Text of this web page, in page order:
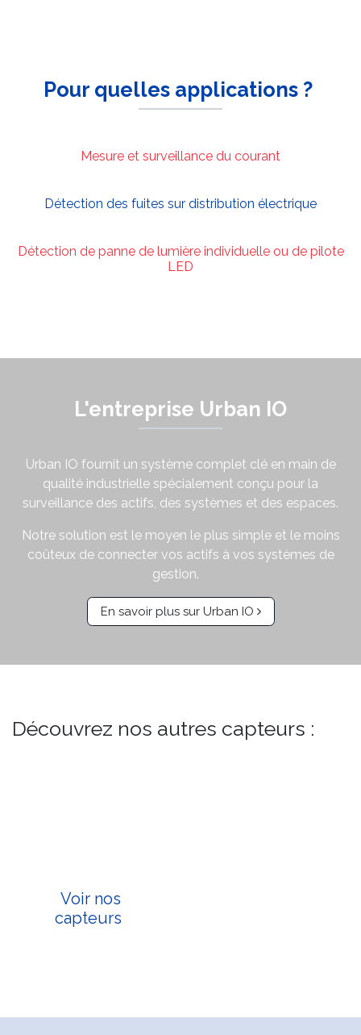
Pour quelles applications ?
Mesure et surveillance du courant
Détection des fuites sur distribution électrique
Détection de panne de lumière individuelle ou de pilote
LED
L'entreprise Urban IO
Urban IO fournit un système complet clé en main de
qualité industrielle spécialement conçu pour la
surveillance des actifs, des systèmes et des espaces.
Notre solution est le moyen le plus simple et le moins
coûteux de connecter vos actifs à vos systèmes de
gestion.
En savoir plus sur Urban IO
Découvrez nos autres capteurs :
Voir nos
capteurs